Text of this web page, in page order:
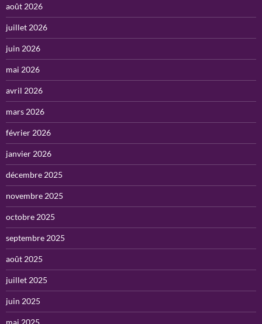
août 2026
juillet 2026
juin 2026
mai 2026
avril 2026
mars 2026
février 2026
janvier 2026
décembre 2025
novembre 2025
octobre 2025
septembre 2025
août 2025
juillet 2025
juin 2025
mai 2025